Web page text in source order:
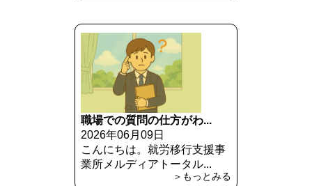
職場での質問の仕方がわ...
2026年06月09日
こんにちは。就労移行支援事
業所メルディアトータル...
＞もっとみる